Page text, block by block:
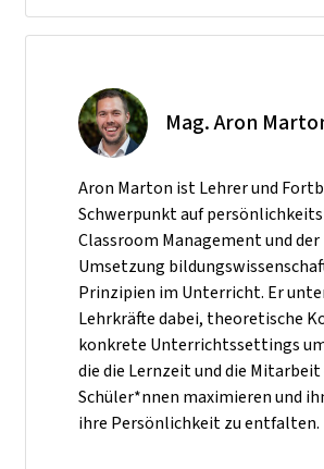
Mag. Aron
Aron Marton ist Lehrer und
Schwerpunkt auf
Classroom Management und der
Umsetzung
Prinzipien im Unterricht. Er
Lehrkräfte dabei, theoretische
konkrete Unterrichtssettings
die die Lernzeit und die Mitarbeit
Schüler*nnen maximieren und
ihre Persönlichkeit zu entfalten.